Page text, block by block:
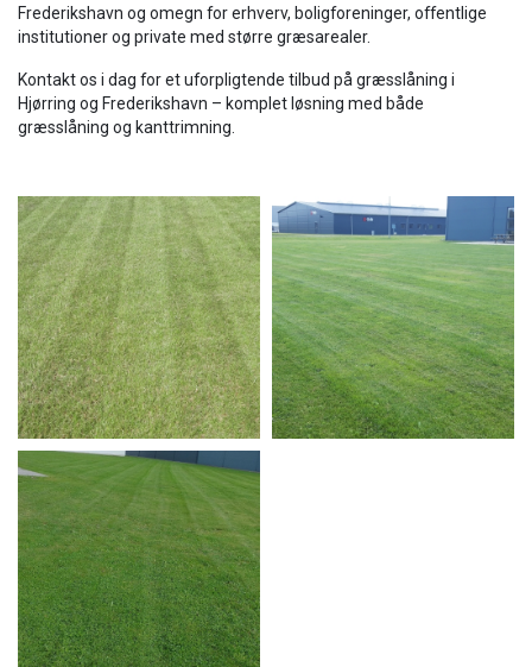
Frederikshavn og omegn for erhverv, boligforeninger, offentlige
institutioner og private med større græsarealer.
Kontakt os i dag for et uforpligtende tilbud på græsslåning i
Hjørring og Frederikshavn – komplet løsning med både
græsslåning og kanttrimning.